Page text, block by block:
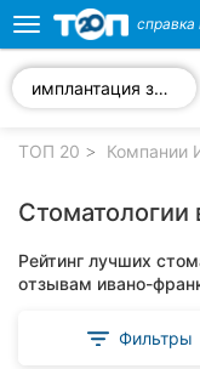
компании
Популярные
рубрики:
Ветеринарные
Toggle
navigation
справка
имплантация зубов
ТОП 20 Компании
Стоматологии
Рейтинг лучших
отзывам ивано-
Фильтры